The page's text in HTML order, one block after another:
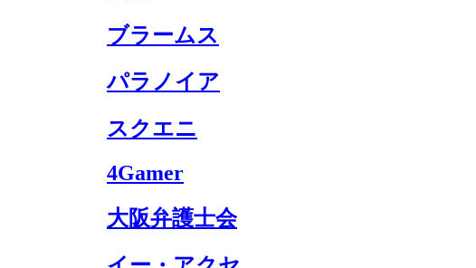
ブラームス
パラノイア
スクエニ
4Gamer
大阪弁護士会